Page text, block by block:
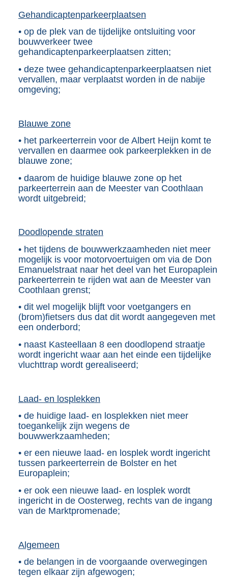
Gehandicaptenparkeerplaatsen
• op de plek van de tijdelijke ontsluiting voor
bouwverkeer twee
gehandicaptenparkeerplaatsen zitten;
• deze twee gehandicaptenparkeerplaatsen niet
vervallen, maar verplaatst worden in de nabije
omgeving;
Blauwe zone
• het parkeerterrein voor de Albert Heijn komt te
vervallen en daarmee ook parkeerplekken in de
blauwe zone;
• daarom de huidige blauwe zone op het
parkeerterrein aan de Meester van Coothlaan
wordt uitgebreid;
Doodlopende straten
• het tijdens de bouwwerkzaamheden niet meer
mogelijk is voor motorvoertuigen om via de Don
Emanuelstraat naar het deel van het Europaplein
parkeerterrein te rijden wat aan de Meester van
Coothlaan grenst;
• dit wel mogelijk blijft voor voetgangers en
(brom)fietsers dus dat dit wordt aangegeven met
een onderbord;
• naast Kasteellaan 8 een doodlopend straatje
wordt ingericht waar aan het einde een tijdelijke
vluchttrap wordt gerealiseerd;
Laad- en losplekken
• de huidige laad- en losplekken niet meer
toegankelijk zijn wegens de
bouwwerkzaamheden;
• er een nieuwe laad- en losplek wordt ingericht
tussen parkeerterrein de Bolster en het
Europaplein;
• er ook een nieuwe laad- en losplek wordt
ingericht in de Oosterweg, rechts van de ingang
van de Marktpromenade;
Algemeen
• de belangen in de voorgaande overwegingen
tegen elkaar zijn afgewogen;